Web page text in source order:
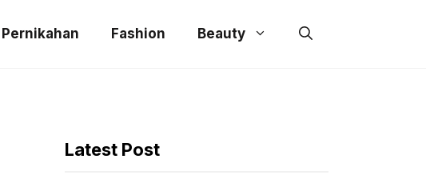
Pernikahan Fashion Beauty
Latest Post